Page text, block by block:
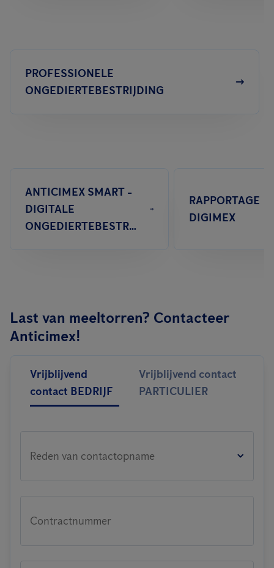
PROFESSIONELE
ONGEDIERTEBESTRIJDING
ANTICIMEX SMART -
DIGITALE
ONGEDIERTEBESTRIJDING
RAPPORTAGE
DIGIMEX
Last van meeltorren? Contacteer
Anticimex!
Vrijblijvend
contact BEDRIJF
Vrijblijvend contact
PARTICULIER
Reden van contactopname
Contractnummer